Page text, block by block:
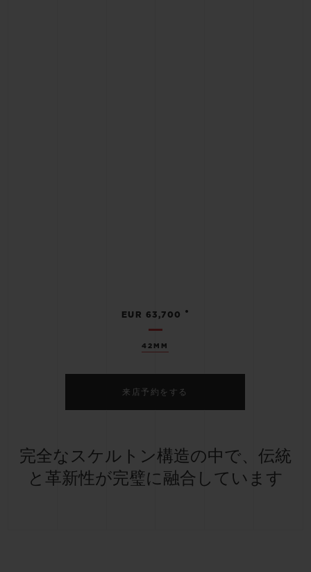
42MM
EUR 63,700 •
来店予約をする
完全なスケルトン構造の中で、伝統
と革新性が完璧に融合しています